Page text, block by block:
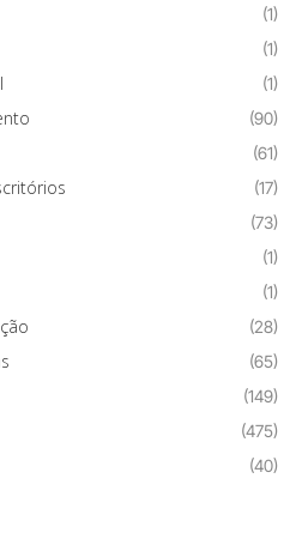
(1)
(1)
(1)
(90)
(61)
(17)
(73)
(1)
(1)
(28)
(65)
(149)
(475)
(40)